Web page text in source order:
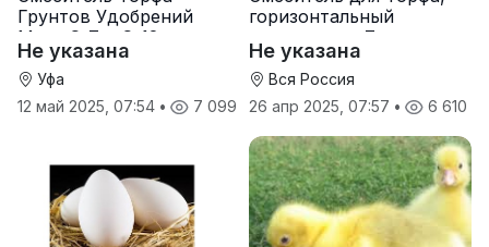
Грунтов Удобрений
Мела С-7 и С-12
Не указана
Уфа
12 май 2025, 07:54 • 7 099
горизонтальный
смеситель с-7
Не указана
Вся Россия
26 апр 2025, 07:57 • 6 610